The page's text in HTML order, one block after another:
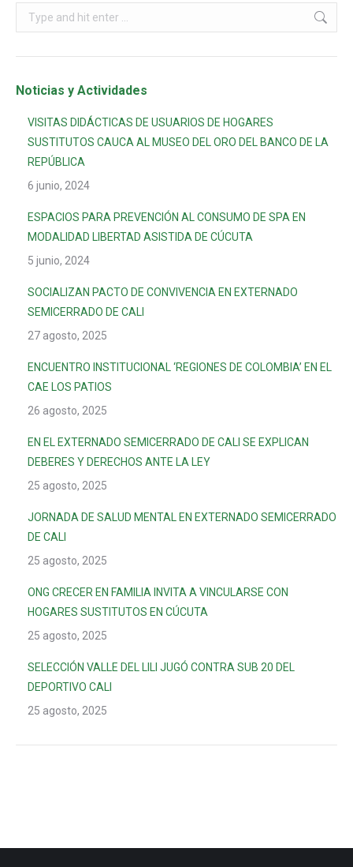
Noticias y Actividades
VISITAS DIDÁCTICAS DE USUARIOS DE HOGARES
SUSTITUTOS CAUCA AL MUSEO DEL ORO DEL BANCO DE LA
REPÚBLICA
6 junio, 2024
ESPACIOS PARA PREVENCIÓN AL CONSUMO DE SPA EN
MODALIDAD LIBERTAD ASISTIDA DE CÚCUTA
5 junio, 2024
SOCIALIZAN PACTO DE CONVIVENCIA EN EXTERNADO
SEMICERRADO DE CALI
27 agosto, 2025
ENCUENTRO INSTITUCIONAL ‘REGIONES DE COLOMBIA’ EN EL
CAE LOS PATIOS
26 agosto, 2025
EN EL EXTERNADO SEMICERRADO DE CALI SE EXPLICAN
DEBERES Y DERECHOS ANTE LA LEY
25 agosto, 2025
JORNADA DE SALUD MENTAL EN EXTERNADO SEMICERRADO
DE CALI
25 agosto, 2025
ONG CRECER EN FAMILIA INVITA A VINCULARSE CON
HOGARES SUSTITUTOS EN CÚCUTA
25 agosto, 2025
SELECCIÓN VALLE DEL LILI JUGÓ CONTRA SUB 20 DEL
DEPORTIVO CALI
25 agosto, 2025